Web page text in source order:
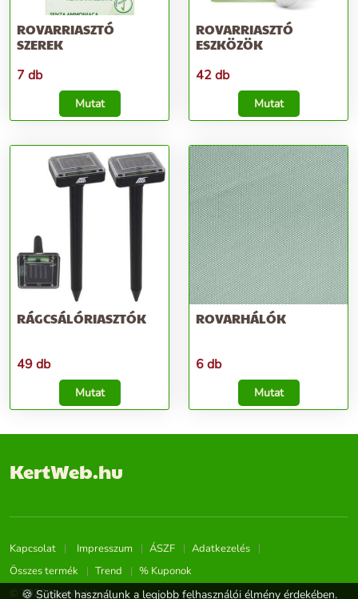
ROVARRIASZTÓ
SZEREK
7 db
Mutat
ROVARRIASZTÓ
ESZKÖZÖK
42 db
Mutat
RÁGCSÁLÓRIASZTÓK
49 db
Mutat
ROVARHÁLÓK
6 db
Mutat
KertWeb.hu
Kapcsolat Impresszum ÁSZF
Adatkezelés
Összes termék
Trend
% Kuponok
© 2026 KertWeb.hu
🍪 Sütiket használunk a legjobb felhasználói élmény érdekében.